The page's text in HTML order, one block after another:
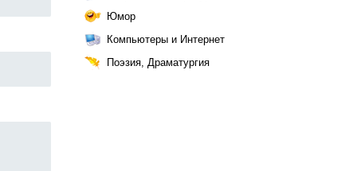
Юмор
Компьютеры и Интернет
Поэзия, Драматургия